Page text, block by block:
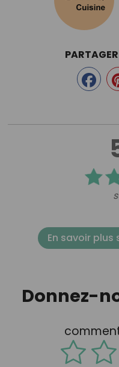
En savoir plus
Donnez-